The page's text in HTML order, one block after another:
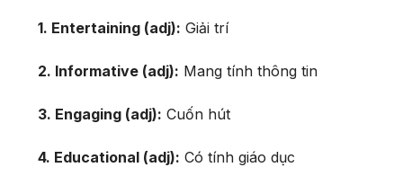
1. Entertaining (adj): Giải trí
2. Informative (adj): Mang tính thông tin
3. Engaging (adj): Cuốn hút
4. Educational (adj): Có tính giáo dục